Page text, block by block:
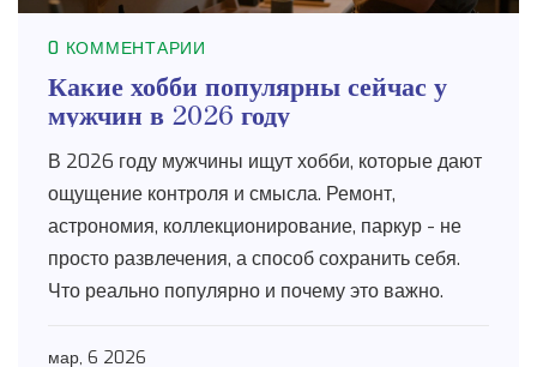
0 КОММЕНТАРИИ
Какие хобби популярны сейчас у
мужчин в 2026 году
В 2026 году мужчины ищут хобби, которые дают
ощущение контроля и смысла. Ремонт,
астрономия, коллекционирование, паркур - не
просто развлечения, а способ сохранить себя.
Что реально популярно и почему это важно.
мар, 6 2026